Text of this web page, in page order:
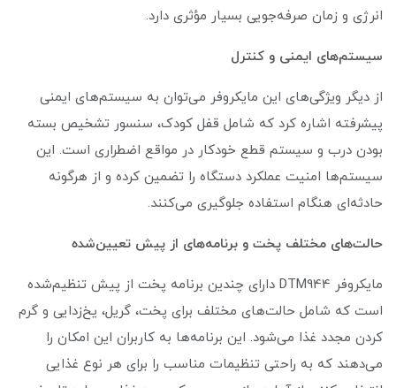
انرژی و زمان صرفه‌جویی بسیار مؤثری دارد.
سیستم‌های ایمنی و کنترل
از دیگر ویژگی‌های این مایکروفر می‌توان به سیستم‌های ایمنی
پیشرفته اشاره کرد که شامل قفل کودک، سنسور تشخیص بسته
بودن درب و سیستم قطع خودکار در مواقع اضطراری است. این
سیستم‌ها امنیت عملکرد دستگاه را تضمین کرده و از هرگونه
حادثه‌ای هنگام استفاده جلوگیری می‌کنند.
حالت‌های مختلف پخت و برنامه‌های از پیش تعیین‌شده
مایکروفر DTM944 دارای چندین برنامه پخت از پیش تنظیم‌شده
است که شامل حالت‌های مختلف برای پخت، گریل، یخ‌زدایی و گرم
کردن مجدد غذا می‌شود. این برنامه‌ها به کاربران این امکان را
می‌دهند که به راحتی تنظیمات مناسب را برای هر نوع غذایی